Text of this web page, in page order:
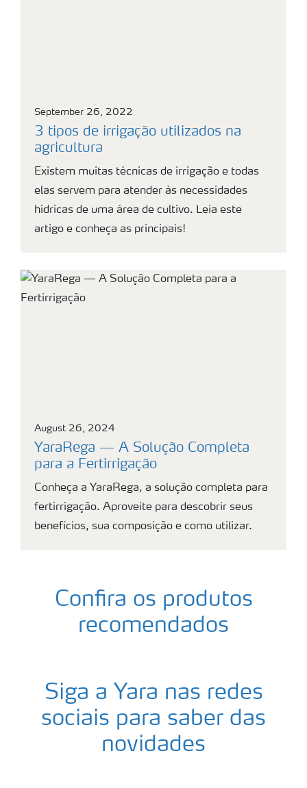
September 26, 2022
3 tipos de irrigação utilizados na
agricultura
Existem muitas técnicas de irrigação e todas
elas servem para atender às necessidades
hídricas de uma área de cultivo. Leia este
artigo e conheça as principais!
August 26, 2024
YaraRega — A Solução Completa
para a Fertirrigação
Conheça a YaraRega, a solução completa para
fertirrigação. Aproveite para descobrir seus
benefícios, sua composição e como utilizar.
Confira os produtos
recomendados
Siga a Yara nas redes
sociais para saber das
novidades